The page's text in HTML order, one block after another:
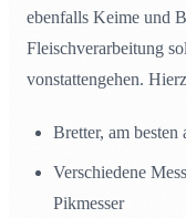
ebenfalls Keime und
Fleischverarbeitung
vonstattengehen.
Bretter, am
Verschiedene
Pikmesser